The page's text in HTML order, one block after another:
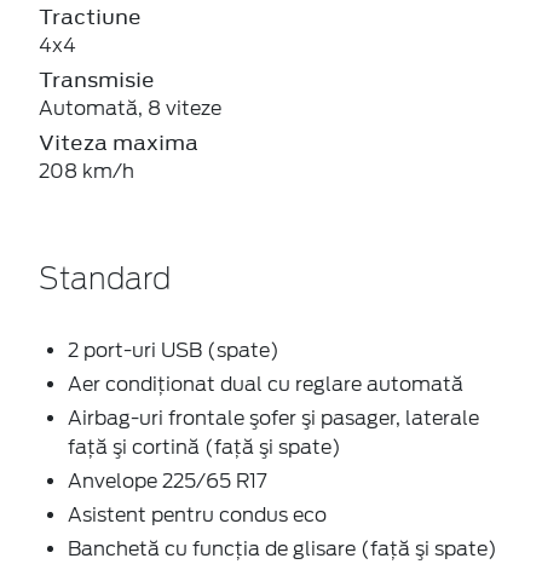
Tractiune
4x4
Transmisie
Automată, 8 viteze
Viteza maxima
208 km/h
Standard
2 port-uri USB (spate)
Aer condiţionat dual cu reglare automată
Airbag-uri frontale şofer şi pasager, laterale
faţă şi cortină (faţă şi spate)
Anvelope 225/65 R17
Asistent pentru condus eco
Banchetă cu funcţia de glisare (faţă şi spate)